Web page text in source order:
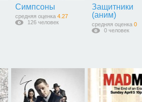
Симпсоны
средняя оценка 4.27
126 человек
Защитники
(аним)
средняя оценка 0
0 человек